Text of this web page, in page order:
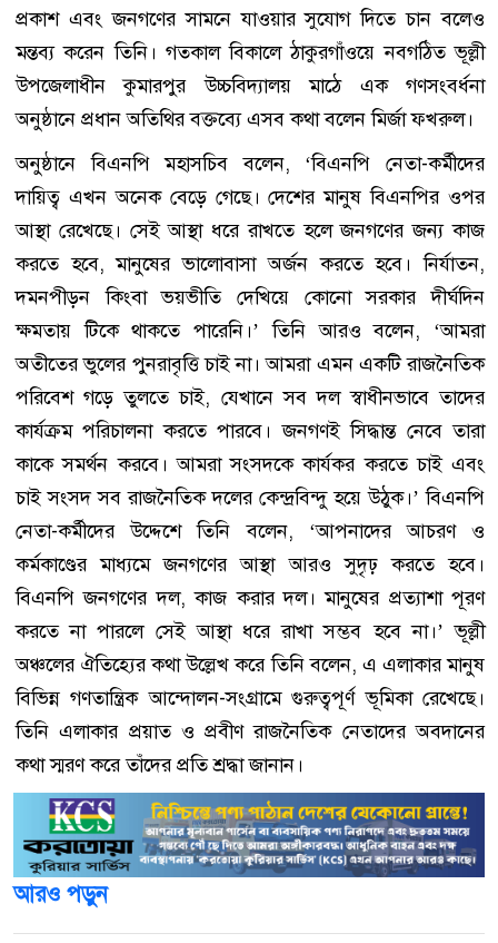
প্রকাশ এবং জনগণের সামনে যাওয়ার সুযোগ দিতে চান বলেও
মন্তব্য করেন তিনি। গতকাল বিকালে ঠাকুরগাঁওয়ে নবগঠিত ভূল্লী
উপজেলাধীন কুমারপুর উচ্চবিদ্যালয় মাঠে এক গণসংবর্ধনা
অনুষ্ঠানে প্রধান অতিথির বক্তব্যে এসব কথা বলেন মির্জা ফখরুল।
অনুষ্ঠানে বিএনপি মহাসচিব বলেন, ‘বিএনপি নেতা-কর্মীদের
দায়িত্ব এখন অনেক বেড়ে গেছে। দেশের মানুষ বিএনপির ওপর
আস্থা রেখেছে। সেই আস্থা ধরে রাখতে হলে জনগণের জন্য কাজ
করতে হবে, মানুষের ভালোবাসা অর্জন করতে হবে। নির্যাতন,
দমনপীড়ন কিংবা ভয়ভীতি দেখিয়ে কোনো সরকার দীর্ঘদিন
ক্ষমতায় টিকে থাকতে পারেনি।’ তিনি আরও বলেন, ‘আমরা
অতীতের ভুলের পুনরাবৃত্তি চাই না। আমরা এমন একটি রাজনৈতিক
পরিবেশ গড়ে তুলতে চাই, যেখানে সব দল স্বাধীনভাবে তাদের
কার্যক্রম পরিচালনা করতে পারবে। জনগণই সিদ্ধান্ত নেবে তারা
কাকে সমর্থন করবে। আমরা সংসদকে কার্যকর করতে চাই এবং
চাই সংসদ সব রাজনৈতিক দলের কেন্দ্রবিন্দু হয়ে উঠুক।’ বিএনপি
নেতা-কর্মীদের উদ্দেশে তিনি বলেন, ‘আপনাদের আচরণ ও
কর্মকাণ্ডের মাধ্যমে জনগণের আস্থা আরও সুদৃঢ় করতে হবে।
বিএনপি জনগণের দল, কাজ করার দল। মানুষের প্রত্যাশা পূরণ
করতে না পারলে সেই আস্থা ধরে রাখা সম্ভব হবে না।’ ভূল্লী
অঞ্চলের ঐতিহ্যের কথা উল্লেখ করে তিনি বলেন, এ এলাকার মানুষ
বিভিন্ন গণতান্ত্রিক আন্দোলন-সংগ্রামে গুরুত্বপূর্ণ ভূমিকা রেখেছে।
তিনি এলাকার প্রয়াত ও প্রবীণ রাজনৈতিক নেতাদের অবদানের
কথা স্মরণ করে তাঁদের প্রতি শ্রদ্ধা জানান।
আরও পড়ুন